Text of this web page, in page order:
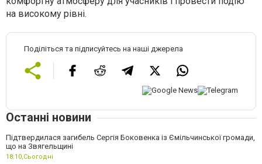
на високому рівні.
Поділіться та підписуйтесь на наші джерела
Останні новини
Підтвердилася загибель Сергія Боковенка із Ємільчинської громади,
що на Звягельщині
18:10, Сьогодні